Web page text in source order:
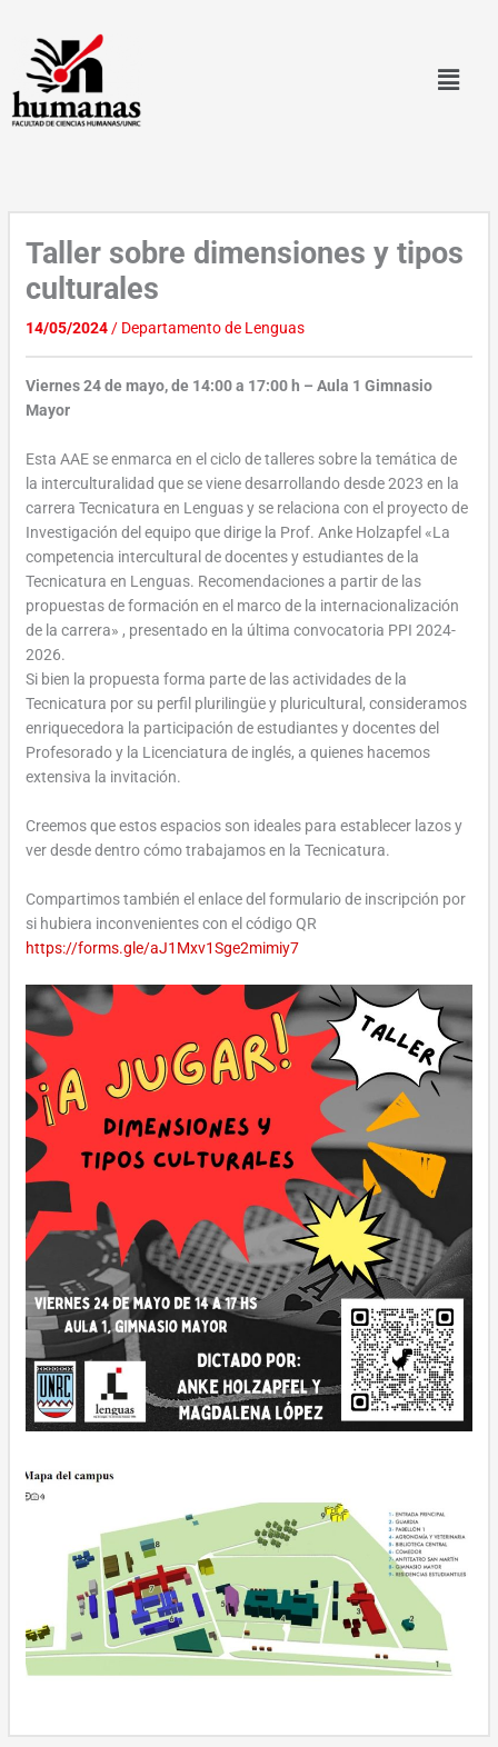
contenido
Taller sobre dimensiones y tipos
culturales
14/05/2024/ Departamento de Lenguas
Viernes 24 de mayo, de 14:00 a 17:00 h – Aula 1 Gimnasio
Mayor
Esta AAE se enmarca en el ciclo de talleres sobre la temática de
la interculturalidad que se viene desarrollando desde 2023 en la
carrera Tecnicatura en Lenguas y se relaciona con el proyecto de
Investigación del equipo que dirige la Prof. Anke Holzapfel «La
competencia intercultural de docentes y estudiantes de la
Tecnicatura en Lenguas. Recomendaciones a partir de las
propuestas de formación en el marco de la internacionalización
de la carrera» , presentado en la última convocatoria PPI 2024-
2026.
Si bien la propuesta forma parte de las actividades de la
Tecnicatura por su perfil plurilingüe y pluricultural, consideramos
enriquecedora la participación de estudiantes y docentes del
Profesorado y la Licenciatura de inglés, a quienes hacemos
extensiva la invitación.
Creemos que estos espacios son ideales para establecer lazos y
ver desde dentro cómo trabajamos en la Tecnicatura.
Compartimos también el enlace del formulario de inscripción por
si hubiera inconvenientes con el código QR
https://forms.gle/aJ1Mxv1Sge2mimiy7